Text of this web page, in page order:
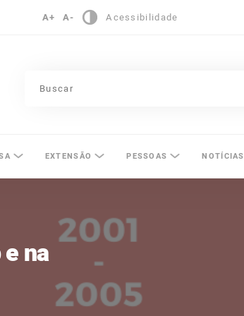
A+ A- Acessibilidade
EXTENSÃO PESSOAS NOTÍCIAS
na